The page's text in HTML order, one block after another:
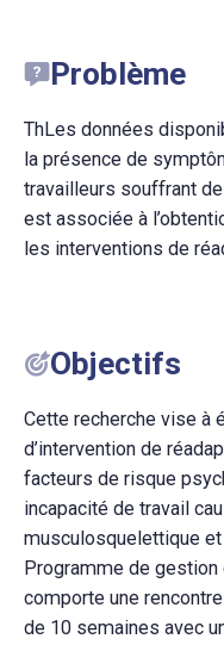
Problème
ThLes données
la présence de
travailleurs souffrant
est associée à
les interventions de
Objectifs
Cette recherche vise à
d’intervention de
facteurs de risque
incapacité de travail
musculosquelettique
Programme de gestion
comporte une
de 10 semaines avec